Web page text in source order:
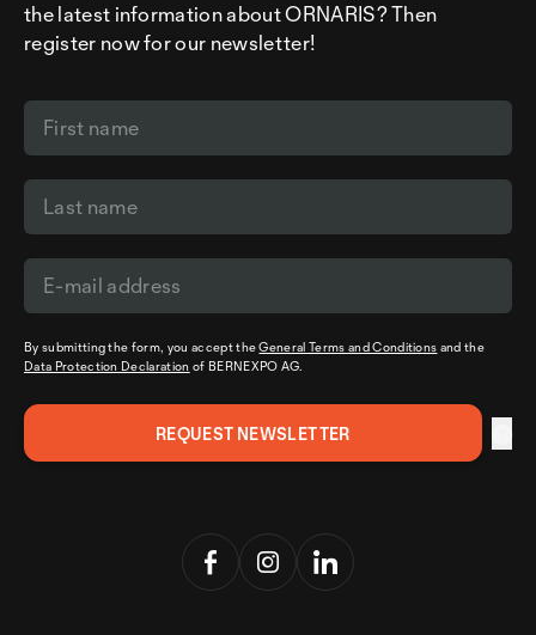
the latest information about ORNARIS? Then
register now for our newsletter!
By submitting the form, you accept theGeneral Terms and Conditions and the
Data Protection Declaration of BERNEXPO AG.